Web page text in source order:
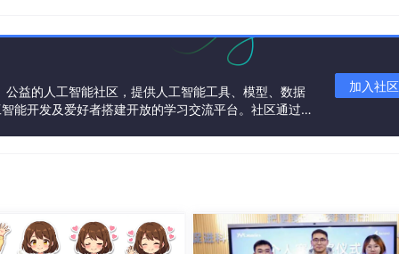
益的人工智能社区，提供人工智能工具、模型、数据
能开发及爱好者搭建开放的学习交流平台。社区通过理
加入社区